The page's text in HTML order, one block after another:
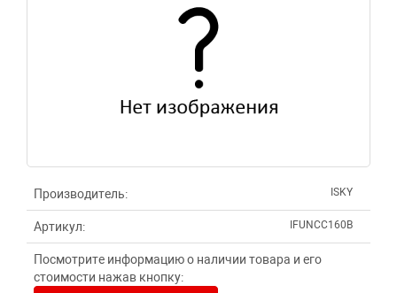
Производитель: ISKY
Артикул: IFUNCC160B
Посмотрите информацию о наличии товара и его
стоимости нажав кнопку: